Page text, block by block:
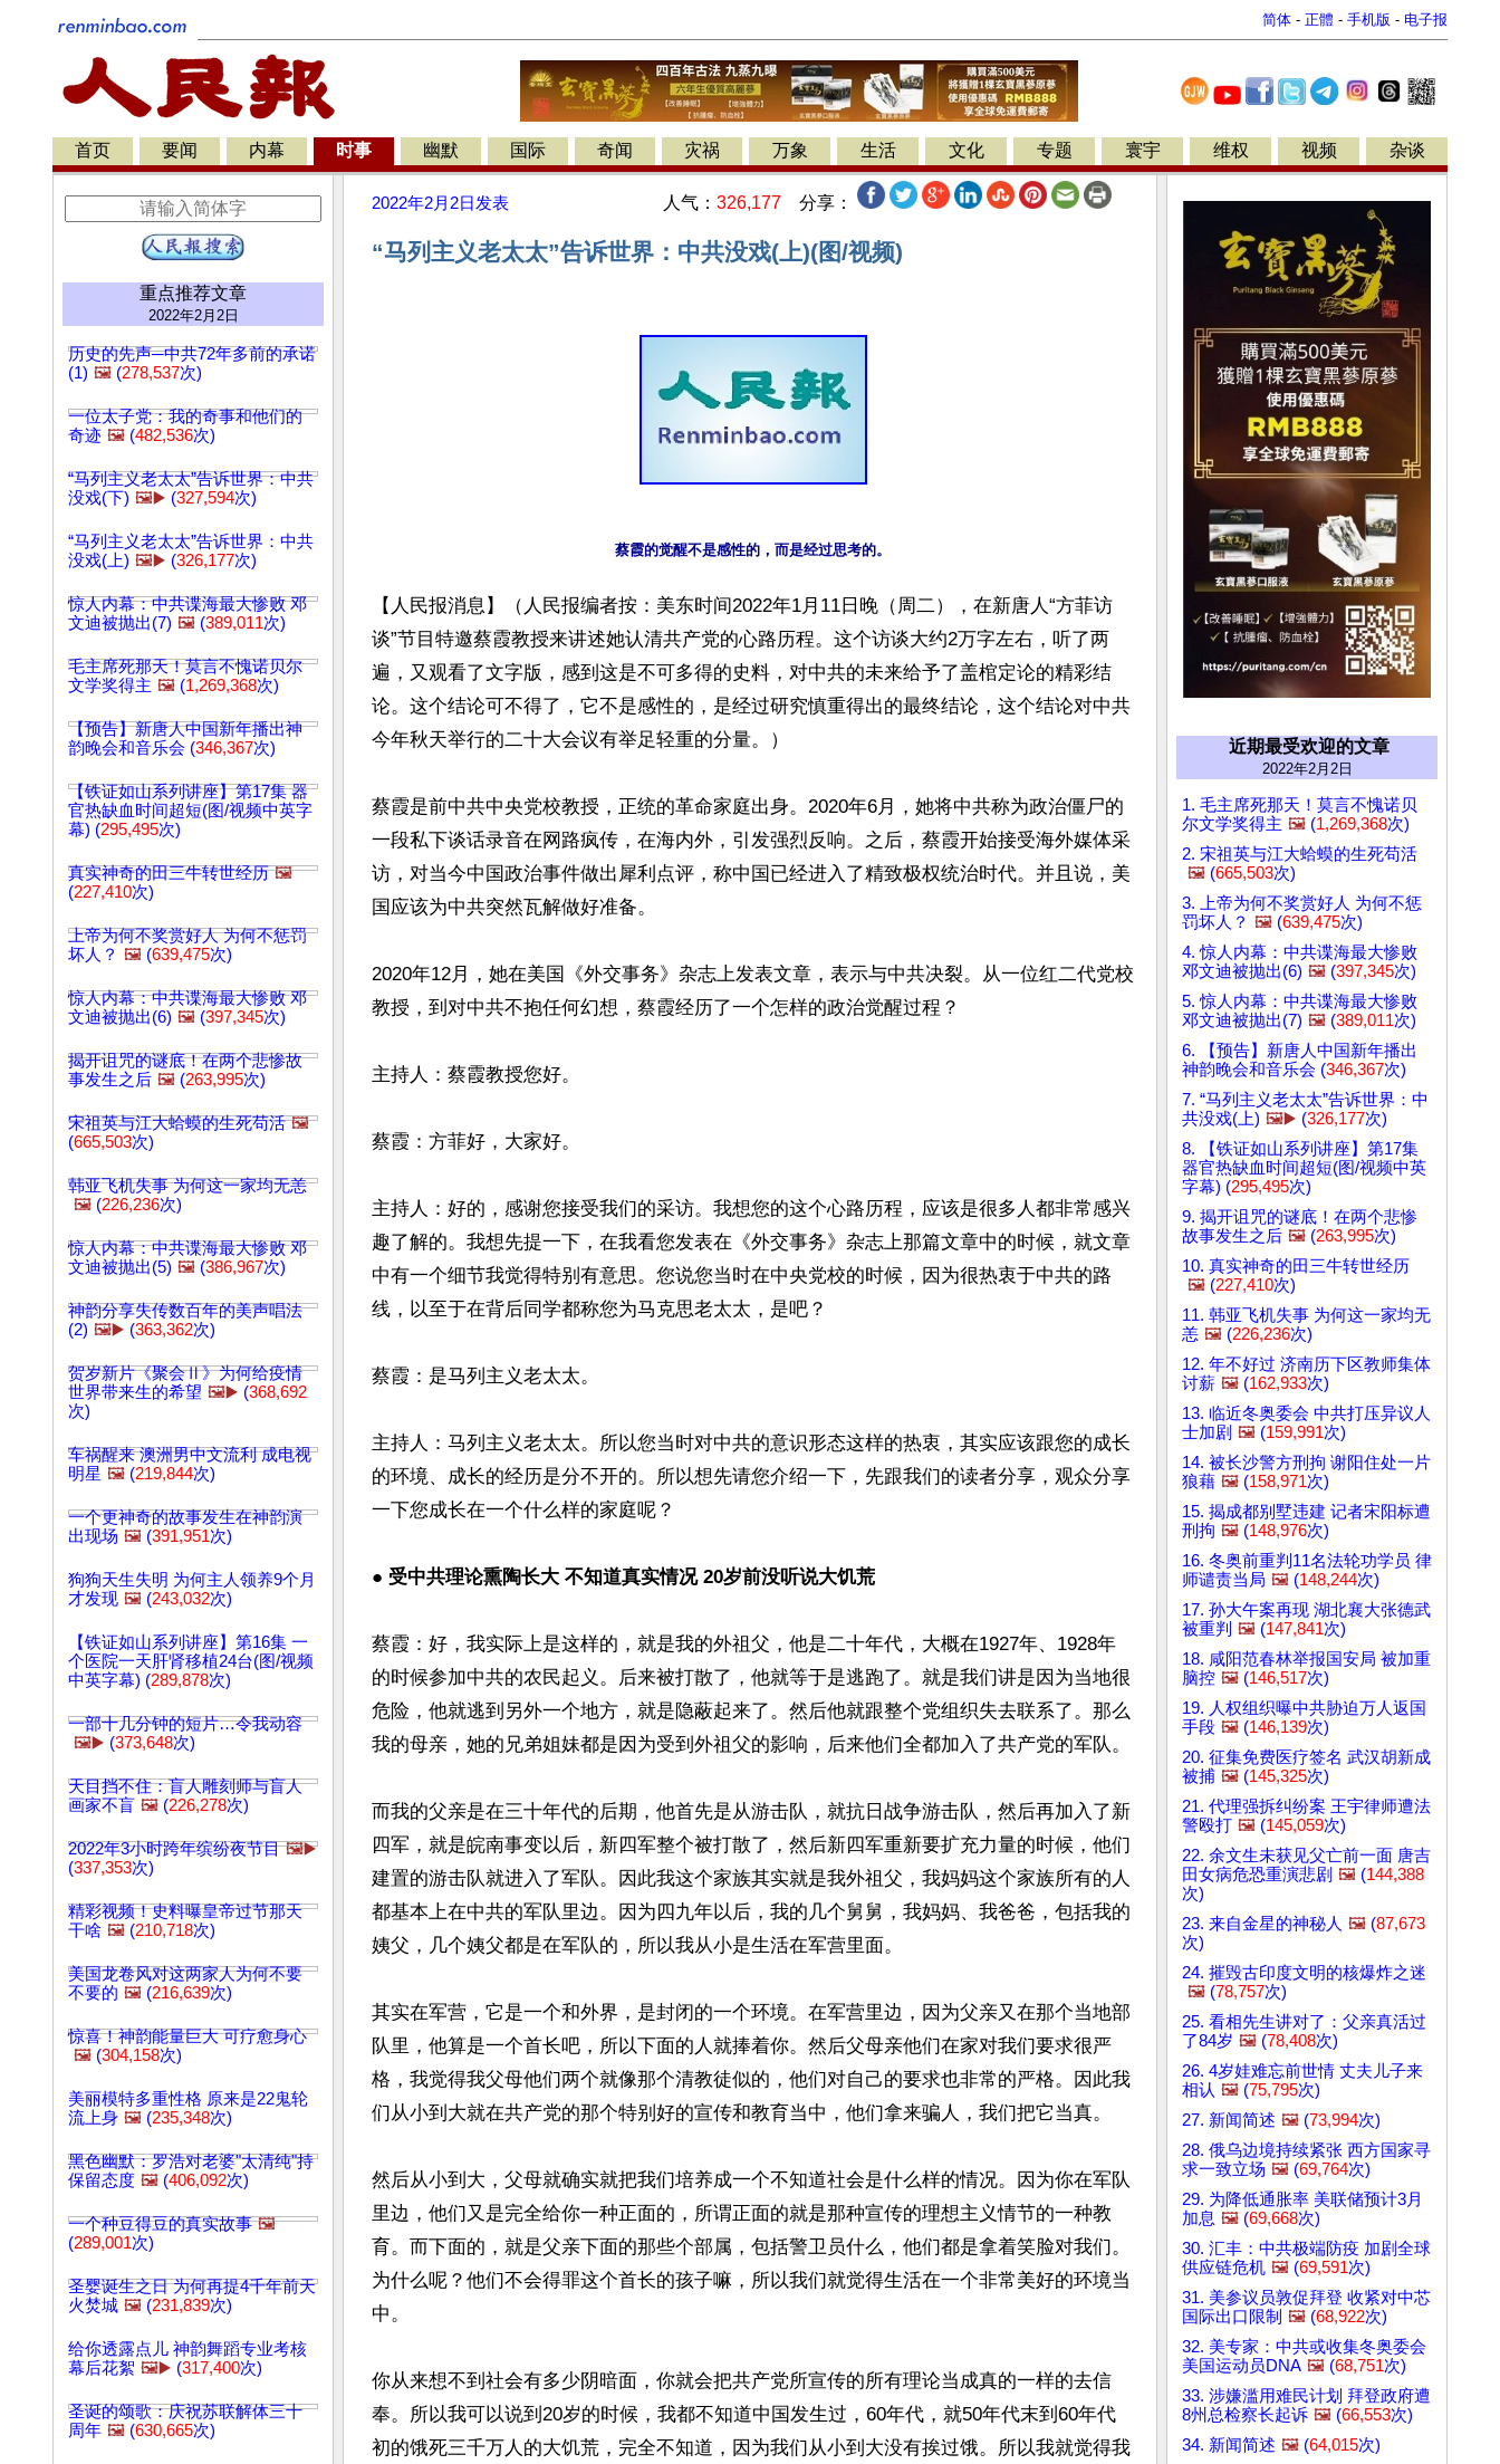
简体 - 正體 - 手机版 - 电子报
首页 要闻 内幕 时事 幽默 国际 奇闻 灾祸 万象 生活 文化 专题 寰宇 维权 视频 杂谈
重点推荐文章
2022年2月2日
历史的先声─中共72年多前的承诺
(1) 🖼️ (278,537次)
一位太子党：我的奇事和他们的
奇迹 🖼️ (482,536次)
“马列主义老太太”告诉世界：中共
没戏(下) 🖼️▶️ (327,594次)
“马列主义老太太”告诉世界：中共
没戏(上) 🖼️▶️ (326,177次)
惊人内幕：中共谍海最大惨败 邓
文迪被抛出(7) 🖼️ (389,011次)
毛主席死那天！莫言不愧诺贝尔
文学奖得主 🖼️ (1,269,368次)
【预告】新唐人中国新年播出神
韵晚会和音乐会 (346,367次)
【铁证如山系列讲座】第17集 器
官热缺血时间超短(图/视频中英字
幕) (295,495次)
真实神奇的田三牛转世经历 🖼️
(227,410次)
上帝为何不奖赏好人 为何不惩罚
坏人？ 🖼️ (639,475次)
惊人内幕：中共谍海最大惨败 邓
文迪被抛出(6) 🖼️ (397,345次)
揭开诅咒的谜底！在两个悲惨故
事发生之后 🖼️ (263,995次)
宋祖英与江大蛤蟆的生死苟活 🖼️
(665,503次)
韩亚飞机失事 为何这一家均无恙
🖼️ (226,236次)
惊人内幕：中共谍海最大惨败 邓
文迪被抛出(5) 🖼️ (386,967次)
神韵分享失传数百年的美声唱法
(2) 🖼️▶️ (363,362次)
贺岁新片《聚会Ⅱ》为何给疫情
世界带来生的希望 🖼️▶️ (368,692
次)
车祸醒来 澳洲男中文流利 成电视
明星 🖼️ (219,844次)
一个更神奇的故事发生在神韵演
出现场 🖼️ (391,951次)
狗狗天生失明 为何主人领养9个月
才发现 🖼️ (243,032次)
【铁证如山系列讲座】第16集 一
个医院一天肝肾移植24台(图/视频
中英字幕) (289,878次)
一部十几分钟的短片…令我动容
🖼️▶️ (373,648次)
天目挡不住：盲人雕刻师与盲人
画家不盲 🖼️ (226,278次)
2022年3小时跨年缤纷夜节目 🖼️▶️
(337,353次)
精彩视频！史料曝皇帝过节那天
干啥 🖼️ (210,718次)
美国龙卷风对这两家人为何不要
不要的 🖼️ (216,639次)
惊喜！神韵能量巨大 可疗愈身心
🖼️ (304,158次)
美丽模特多重性格 原来是22鬼轮
流上身 🖼️ (235,348次)
黑色幽默：罗浩对老婆"太清纯"持
保留态度 🖼️ (406,092次)
一个种豆得豆的真实故事 🖼️
(289,001次)
圣婴诞生之日 为何再提4千年前天
火焚城 🖼️ (231,839次)
给你透露点儿 神韵舞蹈专业考核
幕后花絮 🖼️▶️ (317,400次)
圣诞的颂歌：庆祝苏联解体三十
周年 🖼️ (630,665次)
2022年2月2日 发表 人气： 326,177 分享：
“马列主义老太太”告诉世界：中共没戏(上)(图/视频)
蔡霞的觉醒不是感性的，而是经过思考的。
【人民报消息】（人民报编者按：美东时间2022年1月11日晚（周二），在新唐人“方菲访
谈”节目特邀蔡霞教授来讲述她认清共产党的心路历程。这个访谈大约2万字左右，听了两
遍，又观看了文字版，感到这是不可多得的史料，对中共的未来给予了盖棺定论的精彩结
论。这个结论可不得了，它不是感性的，是经过研究慎重得出的最终结论，这个结论对中共
今年秋天举行的二十大会议有举足轻重的分量。）
蔡霞是前中共中央党校教授，正统的革命家庭出身。2020年6月，她将中共称为政治僵尸的
一段私下谈话录音在网路疯传，在海内外，引发强烈反响。之后，蔡霞开始接受海外媒体采
访，对当今中国政治事件做出犀利点评，称中国已经进入了精致极权统治时代。并且说，美
国应该为中共突然瓦解做好准备。
2020年12月，她在美国《外交事务》杂志上发表文章，表示与中共决裂。从一位红二代党校
教授，到对中共不抱任何幻想，蔡霞经历了一个怎样的政治觉醒过程？
主持人：蔡霞教授您好。
蔡霞：方菲好，大家好。
主持人：好的，感谢您接受我们的采访。我想您的这个心路历程，应该是很多人都非常感兴
趣了解的。我想先提一下，在我看您发表在《外交事务》杂志上那篇文章中的时候，就文章
中有一个细节我觉得特别有意思。您说您当时在中央党校的时候，因为很热衷于中共的路
线，以至于在背后同学都称您为马克思老太太，是吧？
蔡霞：是马列主义老太太。
主持人：马列主义老太太。所以您当时对中共的意识形态这样的热衷，其实应该跟您的成长
的环境、成长的经历是分不开的。所以想先请您介绍一下，先跟我们的读者分享，观众分享
一下您成长在一个什么样的家庭呢？
● 受中共理论熏陶长大 不知道真实情况 20岁前没听说大饥荒
蔡霞：好，我实际上是这样的，就是我的外祖父，他是二十年代，大概在1927年、1928年
的时候参加中共的农民起义。后来被打散了，他就等于是逃跑了。就是我们讲是因为当地很
危险，他就逃到另外一个地方，就是隐蔽起来了。然后他就跟整个党组织失去联系了。那么
我的母亲，她的兄弟姐妹都是因为受到外祖父的影响，后来他们全都加入了共产党的军队。
而我的父亲是在三十年代的后期，他首先是从游击队，就抗日战争游击队，然后再加入了新
四军，就是皖南事变以后，新四军整个被打散了，然后新四军重新要扩充力量的时候，他们
建置的游击队就进入了军队。因此我这个家族其实就是我外祖父，我妈妈这个家族所有的人
都基本上在中共的军队里边。因为四九年以后，我的几个舅舅，我妈妈、我爸爸，包括我的
姨父，几个姨父都是在军队的，所以我从小是生活在军营里面。
其实在军营，它是一个和外界，是封闭的一个环境。在军营里边，因为父亲又在那个当地部
队里，他算是一个首长吧，所以下面的人就捧着你。然后父母亲他们在家对我们要求很严
格，我觉得我父母他们两个就像那个清教徒似的，他们对自己的要求也非常的严格。因此我
们从小到大就在共产党的那个特别好的宣传和教育当中，他们拿来骗人，我们把它当真。
然后从小到大，父母就确实就把我们培养成一个不知道社会是什么样的情况。因为你在军队
里边，他们又是完全给你一种正面的，所谓正面的就是那种宣传的理想主义情节的一种教
育。而下面的，就是父亲下面的那些个部属，包括警卫员什么，他们都是拿着笑脸对我们。
为什么呢？他们不会得罪这个首长的孩子嘛，所以我们就觉得生活在一个非常美好的环境当
中。
你从来想不到社会有多少阴暗面，你就会把共产党所宣传的所有理论当成真的一样的去信
奉。所以我可以说到20岁的时候，我都不知道中国发生过，60年代，就50年代末到60年代
初的饿死三千万人的大饥荒，完全不知道，因为我们从小到大没有挨过饿。所以我就觉得我
近期最受欢迎的文章
2022年2月2日
1. 毛主席死那天！莫言不愧诺贝
尔文学奖得主 🖼️ (1,269,368次)
2. 宋祖英与江大蛤蟆的生死苟活
🖼️ (665,503次)
3. 上帝为何不奖赏好人 为何不惩
罚坏人？ 🖼️ (639,475次)
4. 惊人内幕：中共谍海最大惨败
邓文迪被抛出(6) 🖼️ (397,345次)
5. 惊人内幕：中共谍海最大惨败
邓文迪被抛出(7) 🖼️ (389,011次)
6. 【预告】新唐人中国新年播出
神韵晚会和音乐会 (346,367次)
7. “马列主义老太太”告诉世界：中
共没戏(上) 🖼️▶️ (326,177次)
8. 【铁证如山系列讲座】第17集
器官热缺血时间超短(图/视频中英
字幕) (295,495次)
9. 揭开诅咒的谜底！在两个悲惨
故事发生之后 🖼️ (263,995次)
10. 真实神奇的田三牛转世经历
🖼️ (227,410次)
11. 韩亚飞机失事 为何这一家均无
恙 🖼️ (226,236次)
12. 年不好过 济南历下区教师集体
讨薪 🖼️ (162,933次)
13. 临近冬奥委会 中共打压异议人
士加剧 🖼️ (159,991次)
14. 被长沙警方刑拘 谢阳住处一片
狼藉 🖼️ (158,971次)
15. 揭成都别墅违建 记者宋阳标遭
刑拘 🖼️ (148,976次)
16. 冬奥前重判11名法轮功学员 律
师谴责当局 🖼️ (148,244次)
17. 孙大午案再现 湖北襄大张德武
被重判 🖼️ (147,841次)
18. 咸阳范春林举报国安局 被加重
脑控 🖼️ (146,517次)
19. 人权组织曝中共胁迫万人返国
手段 🖼️ (146,139次)
20. 征集免费医疗签名 武汉胡新成
被捕 🖼️ (145,325次)
21. 代理强拆纠纷案 王宇律师遭法
警殴打 🖼️ (145,059次)
22. 余文生未获见父亡前一面 唐吉
田女病危恐重演悲剧 🖼️ (144,388
次)
23. 来自金星的神秘人 🖼️ (87,673
次)
24. 摧毁古印度文明的核爆炸之迷
🖼️ (78,757次)
25. 看相先生讲对了：父亲真活过
了84岁 🖼️ (78,408次)
26. 4岁娃难忘前世情 丈夫儿子来
相认 🖼️ (75,795次)
27. 新闻简述 🖼️ (73,994次)
28. 俄乌边境持续紧张 西方国家寻
求一致立场 🖼️ (69,764次)
29. 为降低通胀率 美联储预计3月
加息 🖼️ (69,668次)
30. 汇丰：中共极端防疫 加剧全球
供应链危机 🖼️ (69,591次)
31. 美参议员敦促拜登 收紧对中芯
国际出口限制 🖼️ (68,922次)
32. 美专家：中共或收集冬奥委会
美国运动员DNA 🖼️ (68,751次)
33. 涉嫌滥用难民计划 拜登政府遭
8州总检察长起诉 🖼️ (66,553次)
34. 新闻简述 🖼️ (64,015次)